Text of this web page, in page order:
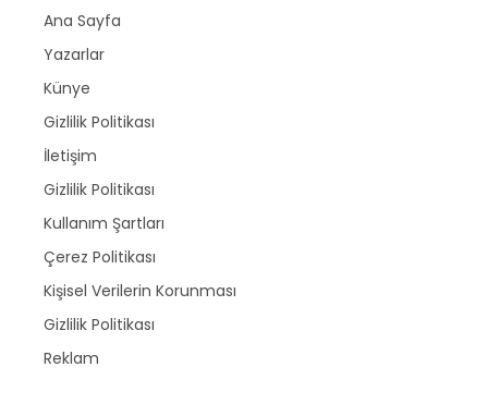
Ana Sayfa
Yazarlar
Künye
Gizlilik Politikası
İletişim
Gizlilik Politikası
Kullanım Şartları
Çerez Politikası
Kişisel Verilerin Korunması
Gizlilik Politikası
Reklam